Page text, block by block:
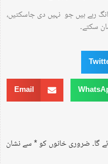
رہے ہیں جو نہیں دی جاسکتیں،
سکتے۔
Email
گا۔ضروری خانوں کو*سے نشان